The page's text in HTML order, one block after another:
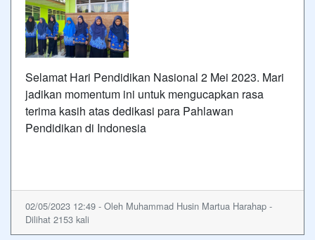
Selamat Hari Pendidikan Nasional 2 Mei 2023. Mari
jadikan momentum ini untuk mengucapkan rasa
terima kasih atas dedikasi para Pahlawan
Pendidikan di Indonesia
02/05/2023 12:49 - Oleh Muhammad Husin Martua Harahap -
Dilihat 2153 kali